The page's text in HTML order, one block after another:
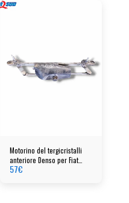
Motorino del tergicristalli
anteriore Denso per Fiat
Panda anno 2005
57€